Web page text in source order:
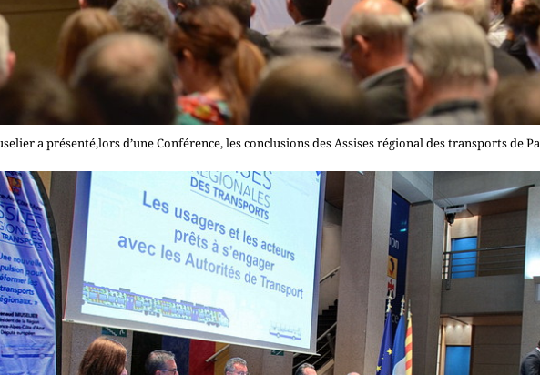
a présenté,lors d’une Conférence, les conclusions des Assises régional des transports de